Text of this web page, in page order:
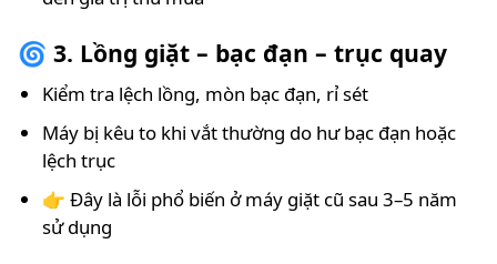
🌀 3. Lồng giặt – bạc đạn – trục quay
Kiểm tra lệch lồng, mòn bạc đạn, rỉ sét
Máy bị kêu to khi vắt thường do hư bạc đạn hoặc
lệch trục
👉 Đây là lỗi phổ biến ở máy giặt cũ sau 3–5 năm
sử dụng